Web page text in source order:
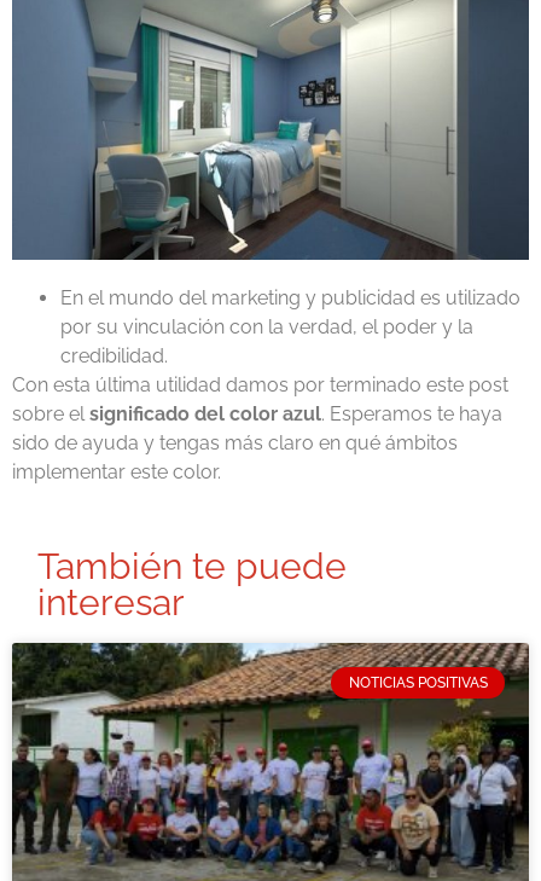
En el mundo del marketing y publicidad es utilizado
por su vinculación con la verdad, el poder y la
credibilidad.
Con esta última utilidad damos por terminado este post
sobre elsignificado del color azul. Esperamos te haya
sido de ayuda y tengas más claro en qué ámbitos
implementar este color.
También te puede
interesar
NOTICIAS POSITIVAS